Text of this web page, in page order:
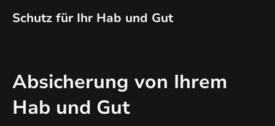
Schutz für Ihr Hab und Gut
Absicherung von Ihrem
Hab und Gut